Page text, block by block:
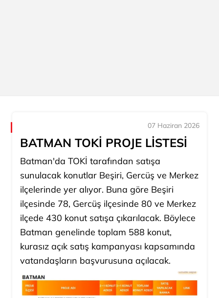
07 Haziran 2026
BATMAN TOKİ PROJE LİSTESİ
Batman'da TOKİ tarafından satışa
sunulacak konutlar Beşiri, Gercüş ve Merkez
ilçelerinde yer alıyor. Buna göre Beşiri
ilçesinde 78, Gercüş ilçesinde 80 ve Merkez
ilçede 430 konut satışa çıkarılacak. Böylece
Batman genelinde toplam 588 konut,
kurasız açık satış kampanyası kapsamında
vatandaşların başvurusuna açılacak.